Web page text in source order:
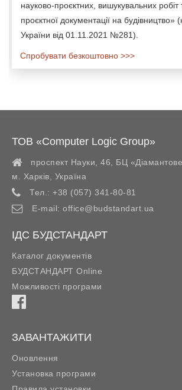
науково-проєктних, вишукувальних робіт
проєктної документації на будівництво»
України від 01.11.2021 №281).
Спробувати безкоштовно >>>
ТОВ «Computer Logic Group»
проспект Науки, 46, БЦ «Діамантове
м. Харків
Україна
Тел.: +38 (057) 341-80-81
E-mail: office@budstandart.ua
ІДС БУДСТАНДАРТ
Каталог документів
БУДСТАНДАРТ Online
Можливості програми
ЗАВАНТАЖИТИ
Оновлення
Установка програми